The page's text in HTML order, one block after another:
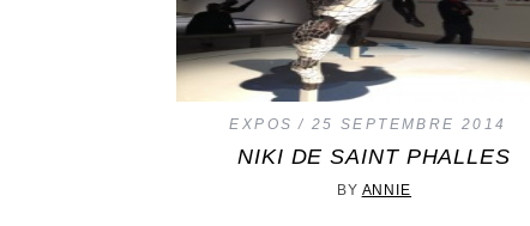
EXPOS 25 SEPTEMBRE 2014
NIKI DE SAINT PHALLES
BY ANNIE